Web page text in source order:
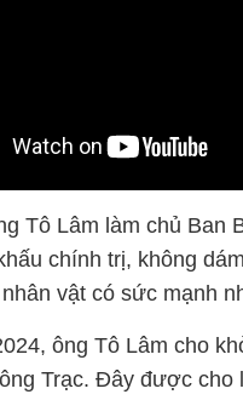
Tô Lâm làm chủ Ban
chính trị, không
vật có sức mạnh
ông Tô Lâm cho
Trạc. Đây được